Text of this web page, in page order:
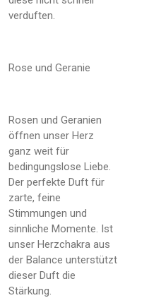
verduften.
Rose und Geranie
Rosen und Geranien
öffnen unser Herz
ganz weit für
bedingungslose Liebe.
Der perfekte Duft für
zarte, feine
Stimmungen und
sinnliche Momente. Ist
unser Herzchakra aus
der Balance unterstützt
dieser Duft die
Stärkung.